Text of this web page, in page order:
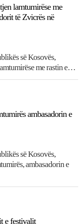
lamtumirëse me
të Zvicrës në
së Kosovës,
me rastin e…
ambasadorin e
së Kosovës,
ambasadorin e
e festivalit